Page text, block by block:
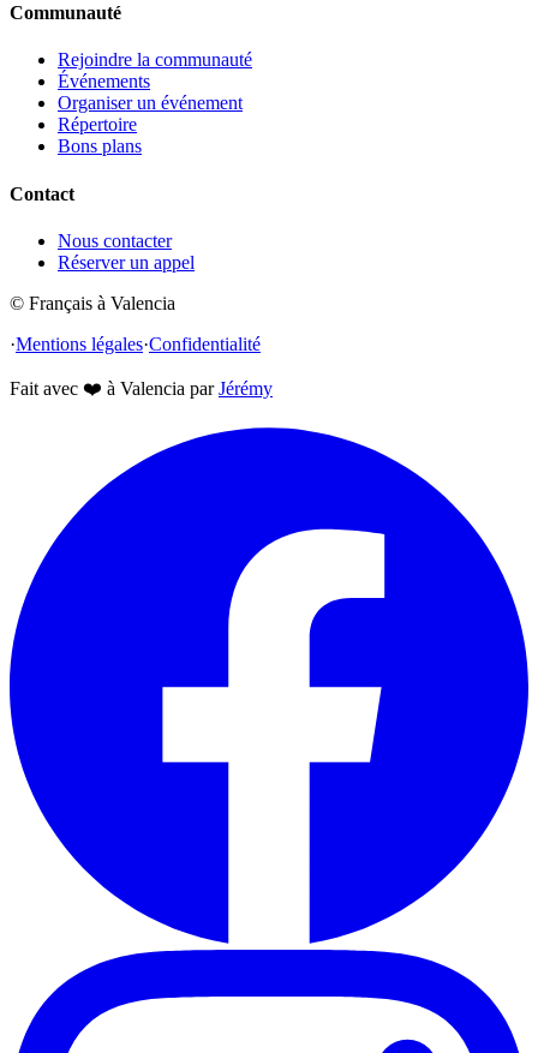
Communauté
Rejoindre la communauté
Événements
Organiser un événement
Répertoire
Bons plans
Contact
Nous contacter
Réserver un appel
© Français à Valencia
·Mentions légales·Confidentialité
Fait avec ❤️ à Valencia par Jérémy